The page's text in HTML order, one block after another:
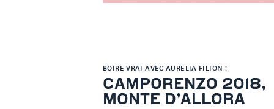
BOIRE VRAI AVEC AURÉLIA FILION !
CAMPORENZO 2018,
MONTE D’ALLORA